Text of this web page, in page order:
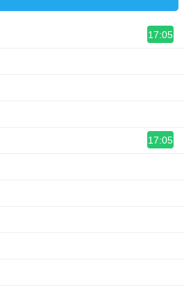
17:05
17:05